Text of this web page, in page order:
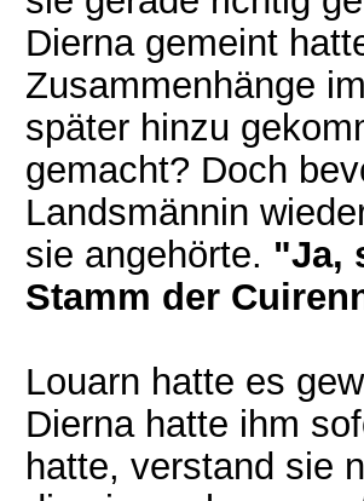
Dierna gemeint
Zusammenhänge
später hinzu
gemacht? Doch
Landsmännin
sie angehörte. "Ja,
Stamm der
Louarn hatte es
Dierna hatte ihm
hatte, verstand sie